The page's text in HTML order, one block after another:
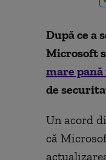
După ce a
Microsoft
mare
de
Un acord
că